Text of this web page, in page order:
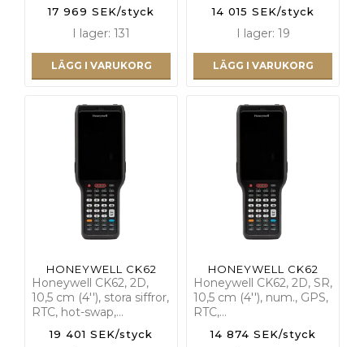
17 969 SEK/styck
I lager: 131
LÄGG I VARUKORG
14 015 SEK/styck
I lager: 19
LÄGG I VARUKORG
HONEYWELL CK62
Honeywell CK62, 2D,
10,5 cm (4''), stora siffror,
RTC, hot-swap,…
19 401 SEK/styck
HONEYWELL CK62
Honeywell CK62, 2D, SR,
10,5 cm (4''), num., GPS,
RTC,…
14 874 SEK/styck